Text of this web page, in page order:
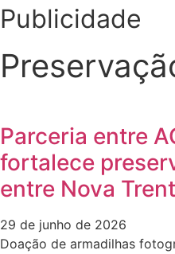
Publicidade
Parceria entre
fortalece
entre Nova
29 de junho de 2026
Doação de armadilhas